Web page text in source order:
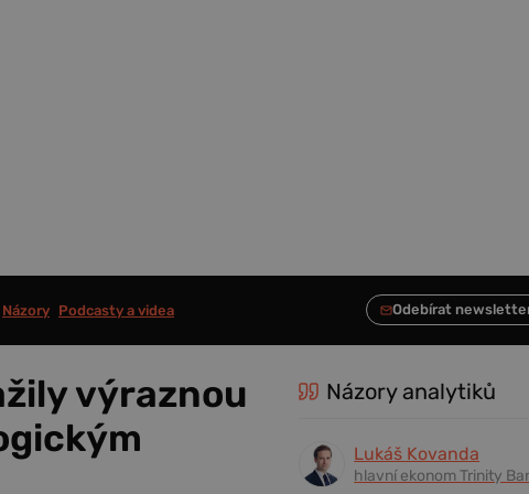
Názory Podcasty a videa
výraznou
Názory analytiků
Lukáš Kovanda
hlavní ekonom Trinity